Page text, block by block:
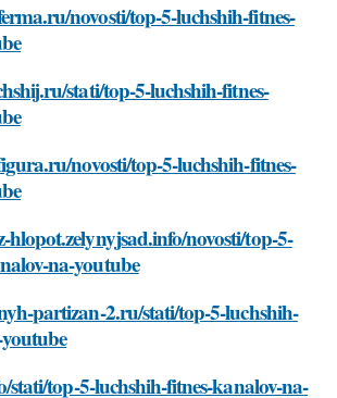
novosti/top-5-luchshih-fitnes-
stati/top-5-luchshih-fitnes-
novosti/top-5-luchshih-fitnes-
hlopot.zelynyjsad.info/novosti/top-5-
na-youtube
partizan-2.ru/stati/top-5-luchshih-
stati/top-5-luchshih-fitnes-kanalov-na-